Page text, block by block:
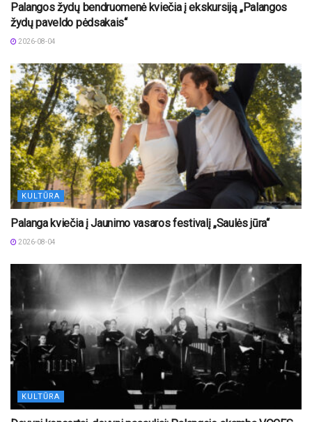
Palangos žydų bendruomenė kviečia į ekskursiją „Palangos
žydų paveldo pėdsakais“
2026-08-04
KULTŪRA
Palanga kviečia į Jaunimo vasaros festivalį „Saulės jūra“
2026-08-04
KULTŪRA